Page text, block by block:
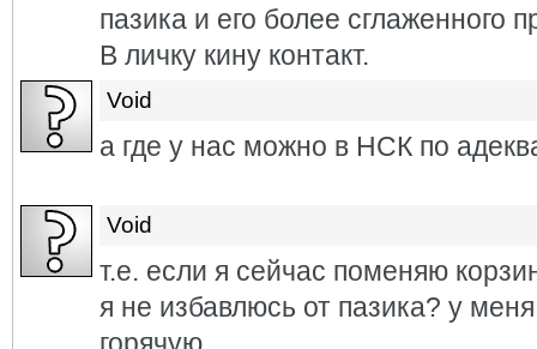
пазика и его более сглаженного
В личку кину контакт.
Void
а где у нас можно в НСК по
Void
т.е. если я сейчас поменяю
я не избавлюсь от пазика? у